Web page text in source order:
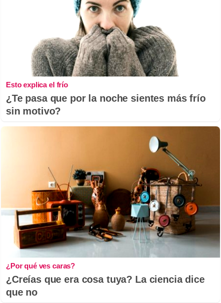
Esto explica el frío
¿Te pasa que por la noche sientes más frío
sin motivo?
¿Por qué ves caras?
¿Creías que era cosa tuya? La ciencia dice
que no